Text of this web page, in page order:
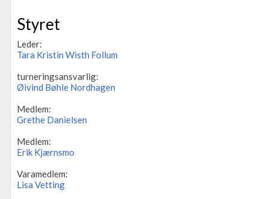
Styret
Leder:
Tara Kristin Wisth Follum
turneringsansvarlig:
Øivind Bøhle Nordhagen
Medlem:
Grethe Danielsen
Medlem:
Erik Kjærnsmo
Varamedlem:
Lisa Vetting